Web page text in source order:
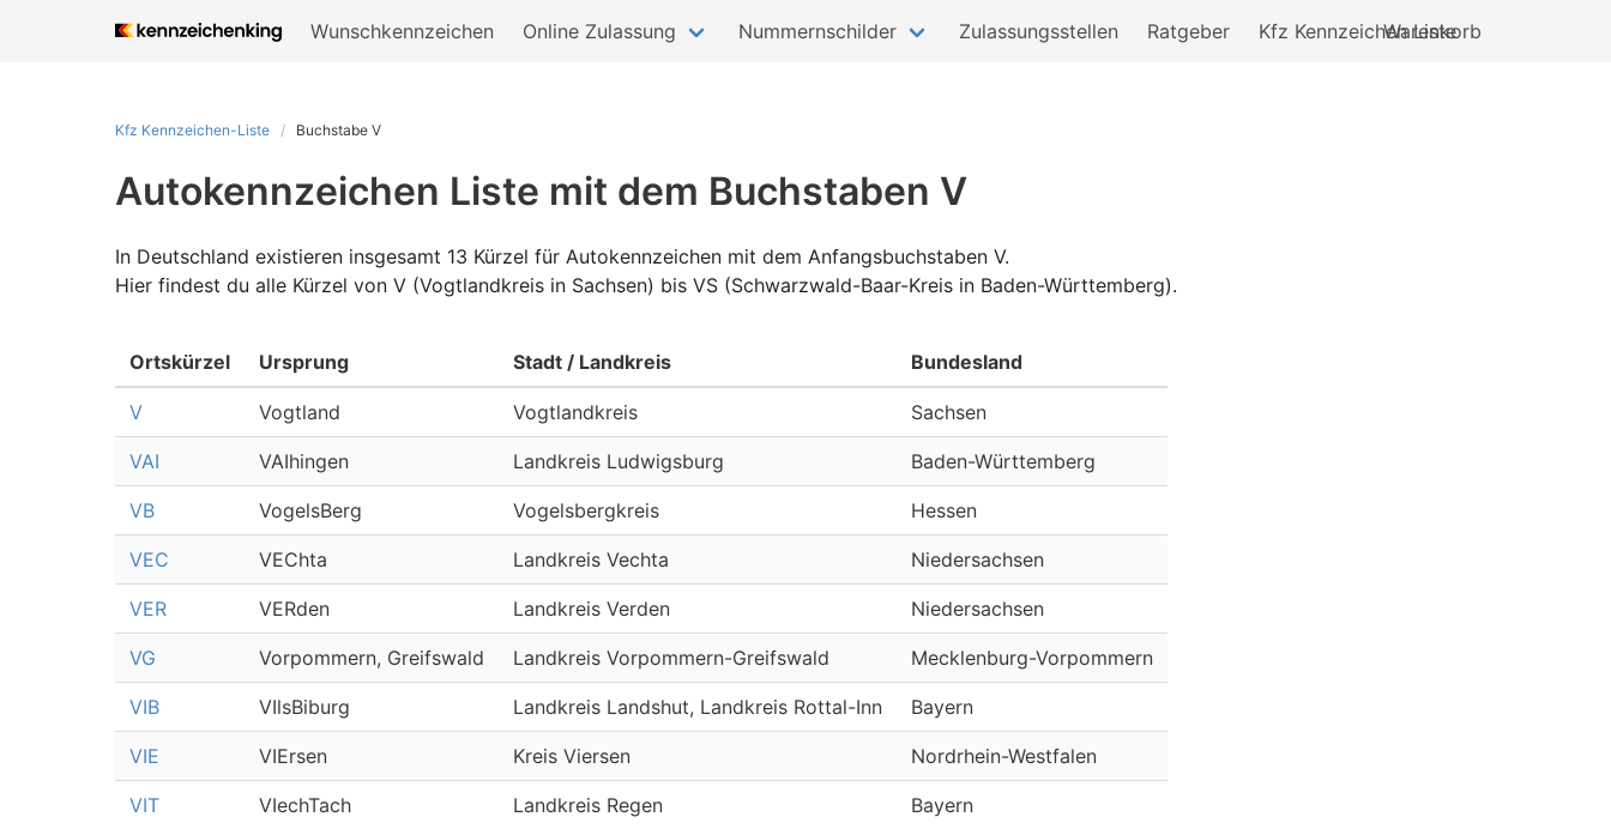
Wunschkennzeichen Online Zulassung Nummernschilder Zulassungsstellen Ratgeber Kfz Kennzeichen Liste
Warenkorb
Kfz Kennzeichen-Liste Buchstabe V
Autokennzeichen Liste mit dem Buchstaben V
In Deutschland existieren insgesamt 13 Kürzel für Autokennzeichen mit dem Anfangsbuchstaben V.
Hier findest du alle Kürzel von V (Vogtlandkreis in Sachsen) bis VS (Schwarzwald-Baar-Kreis in Baden-Württemberg).
Ortskürzel Ursprung Stadt / Landkreis Bundesland
V Vogtland Vogtlandkreis Sachsen
VAI VAIhingen Landkreis Ludwigsburg Baden-Württemberg
VB VogelsBerg Vogelsbergkreis Hessen
VEC VEChta Landkreis Vechta Niedersachsen
VER VERden Landkreis Verden Niedersachsen
VG Vorpommern, Greifswald Landkreis Vorpommern-Greifswald Mecklenburg-Vorpommern
VIB VIlsBiburg Landkreis Landshut, Landkreis Rottal-Inn Bayern
VIE VIErsen Kreis Viersen Nordrhein-Westfalen
VIT VIechTach Landkreis Regen Bayern